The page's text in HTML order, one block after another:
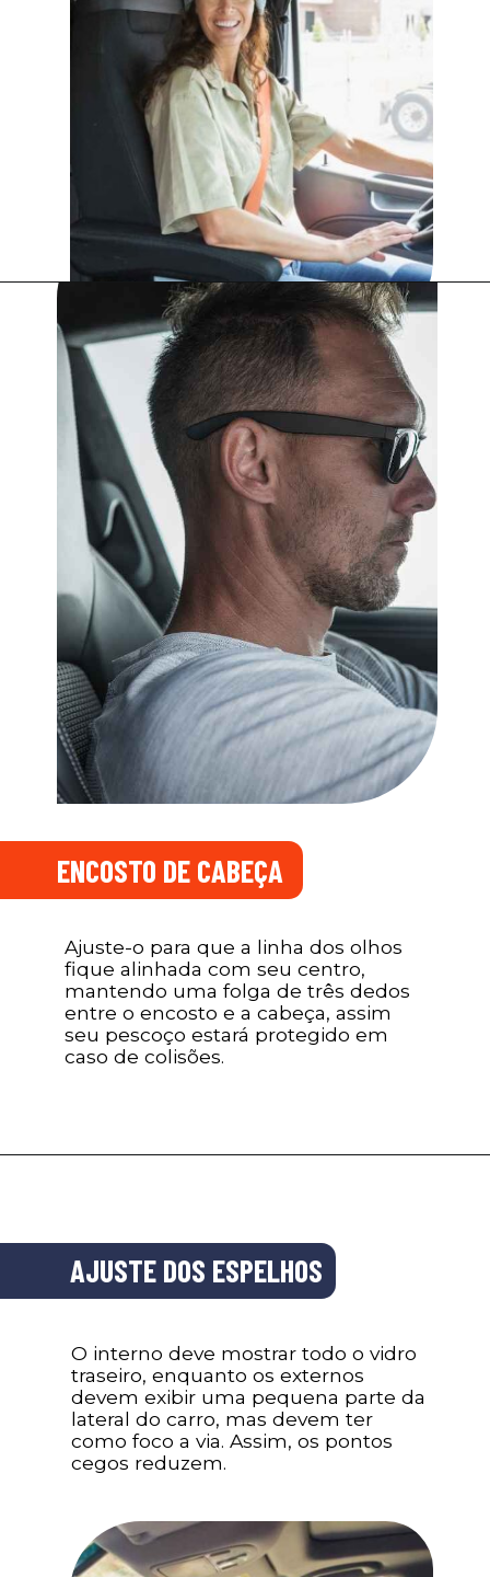
Ajuste-o para que a linha dos olhos
fique alinhada com seu centro,
mantendo uma folga de três dedos
entre o encosto e a cabeça, assim
seu pescoço estará protegido em
caso de colisões.
ENCOSTO DE CABEÇA
O interno deve mostrar todo o vidro
traseiro, enquanto os externos
devem exibir uma pequena parte da
lateral do carro, mas devem ter
como foco a via. Assim, os pontos
cegos reduzem.
AJUSTE DOS ESPELHOS